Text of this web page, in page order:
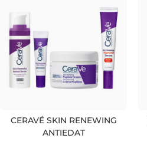
CERAVÉ SKIN RENEWING
ANTIEDAT